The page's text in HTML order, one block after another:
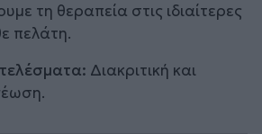
τη θεραπεία στις ιδιαίτερες
πελάτη.
Διακριτική και